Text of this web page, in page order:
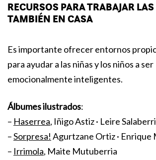
RECURSOS PARA TRABAJAR
TAMBIÉN EN CASA
Es importante ofrecer entornos
para ayudar a las niñas y los niños a ser
emocionalmente inteligentes.
Álbumes ilustrados:
– Haserrea, Iñigo Astiz · Leire
–Sorpresa! Agurtzane Ortiz · Enrique
– Irrimola, Maite Mutuberria